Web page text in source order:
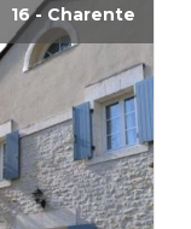
16 - Charente